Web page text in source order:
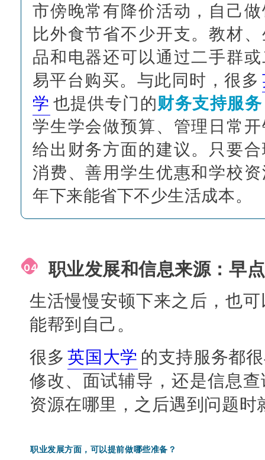
市傍晚常有降价活动，自己
比外食节省不少开支。教材
品和电器还可以通过二手群
易平台购买。与此同时，很多
学 也提供专门的财务支持服务
学生学会做预算、管理日常
给出财务方面的建议。只要
消费、善用学生优惠和学校
年下来能省下不少生活成本。
04 职业发展和信息来源：早
生活慢慢安顿下来之后，也
能帮到自己。
很多 英国大学 的支持服务都
修改、面试辅导，还是信息
资源在哪里，之后遇到问题时
职业发展方面，可以提前做哪些准备？